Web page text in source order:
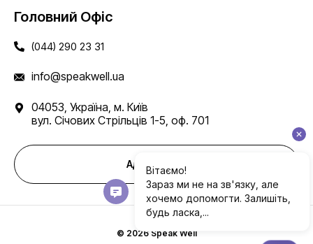
Головний Офіс
(044) 290 23 31
info@speakwell.ua
04053, Україна, м. Київ
вул. Січових Стрільців 1-5, оф. 701
Адреси шкіл
© 2026 Speak Well